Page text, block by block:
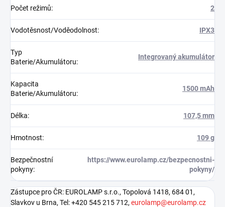
Počet režimů: 2
Vodotěsnost/Voděodolnost: IPX3
Typ
Baterie/Akumulátoru:
Integrovaný akumulátor
Kapacita
Baterie/Akumulátoru:
1500 mAh
Délka: 107,5 mm
Hmotnost: 109 g
Bezpečnostní
pokyny:
https://www.eurolamp.cz/bezpecnostni-
pokyny/
Zástupce pro ČR: EUROLAMP s.r.o., Topolová 1418, 684 01,
Slavkov u Brna, Tel: +420 545 215 712, eurolamp@eurolamp.cz